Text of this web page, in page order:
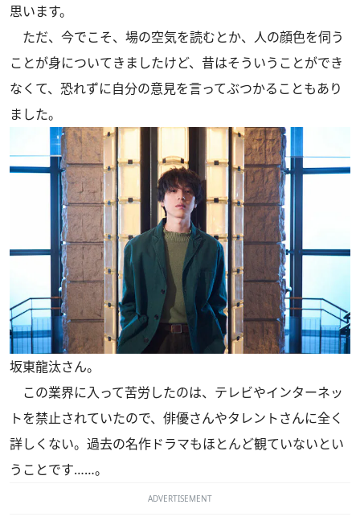
思います。
ただ、今でこそ、場の空気を読むとか、人の顔色を伺う
ことが身についてきましたけど、昔はそういうことができ
なくて、恐れずに自分の意見を言ってぶつかることもあり
ました。
坂東龍汰さん。
この業界に入って苦労したのは、テレビやインターネッ
トを禁止されていたので、俳優さんやタレントさんに全く
詳しくない。過去の名作ドラマもほとんど観ていないとい
うことです……。
ADVERTISEMENT